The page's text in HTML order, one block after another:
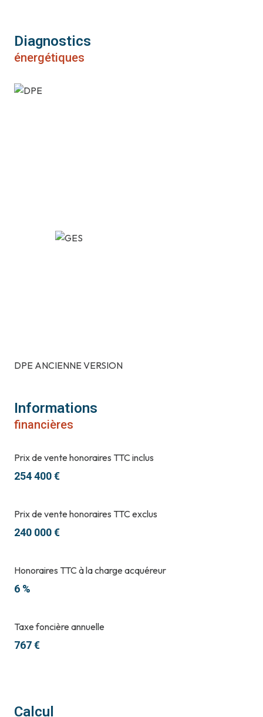
Diagnostics
énergétiques
DPE ANCIENNE VERSION
Informations
financières
Prix de vente honoraires TTC inclus
254 400 €
Prix de vente honoraires TTC exclus
240 000 €
Honoraires TTC à la charge acquéreur
6 %
Taxe foncière annuelle
767 €
Calcul